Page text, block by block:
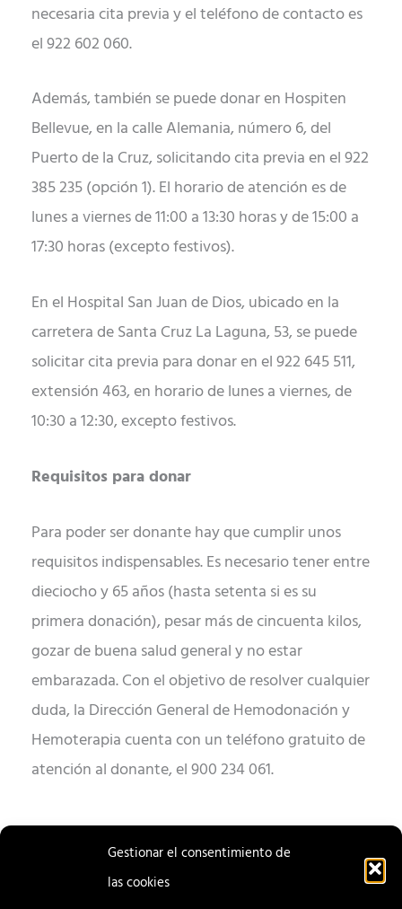
Gestionar el consentimiento de
las cookies
necesaria cita previa y el teléfono de contacto es
el 922 602 060.
Además, también se puede donar en Hospiten
Bellevue, en la calle Alemania, número 6, del
Puerto de la Cruz, solicitando cita previa en el 922
385 235 (opción 1). El horario de atención es de
lunes a viernes de 11:00 a 13:30 horas y de 15:00 a
17:30 horas (excepto festivos).
En el Hospital San Juan de Dios, ubicado en la
carretera de Santa Cruz La Laguna, 53, se puede
solicitar cita previa para donar en el 922 645 511,
extensión 463, en horario de lunes a viernes, de
10:30 a 12:30, excepto festivos.
Requisitos para donar
Para poder ser donante hay que cumplir unos
requisitos indispensables. Es necesario tener entre
dieciocho y 65 años (hasta setenta si es su
primera donación), pesar más de cincuenta kilos,
gozar de buena salud general y no estar
embarazada. Con el objetivo de resolver cualquier
duda, la Dirección General de Hemodonación y
Hemoterapia cuenta con un teléfono gratuito de
atención al donante, el 900 234 061.
ENTRADA